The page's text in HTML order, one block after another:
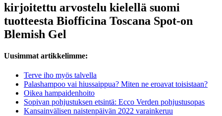
kirjoitettu arvostelu kielellä suomi
tuotteesta Biofficina Toscana Spot-on
Blemish Gel
Uusimmat artikkelimme:
Terve iho myös talvella
Palashampoo vai hiussaippua? Miten ne eroavat toisistaan?
Oikea hampaidenhoito
Sopivan pohjustuksen etsintä: Ecco Verden pohjustusopas
Kansainvälisen naistenpäivän 2022 varainkeruu